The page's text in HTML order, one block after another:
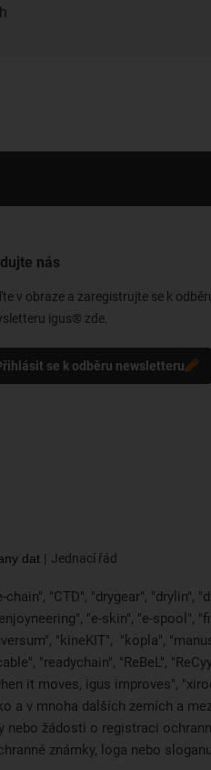
nás
v obraze a zaregistrujte se k
igus® zde.
se k odběru newsletteru
dat Jednací řád
"CTD", "drygear", "drylin",
"e-skin", "e-spool",
"kineKIT", "kopla",
"readychain", "ReBeL",
it moves, igus improves",
a v mnoha dalších zemích a
žádosti o registraci
známky, loga nebo